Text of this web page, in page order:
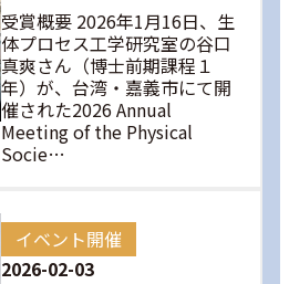
受賞概要 2026年1月16日、生
体プロセス工学研究室の谷口
真爽さん（博士前期課程１
年）が、台湾・嘉義市にて開
催された2026 Annual
Meeting of the Physical
Socie…
イベント開催
2026-02-03